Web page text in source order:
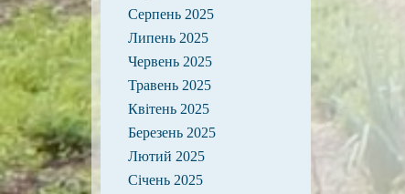
Серпень 2025
Липень 2025
Червень 2025
Травень 2025
Квітень 2025
Березень 2025
Лютий 2025
Січень 2025